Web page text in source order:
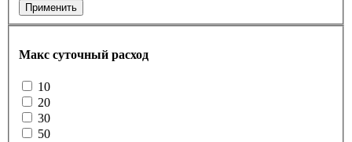
Применить
Макс суточный расход
10
20
30
50